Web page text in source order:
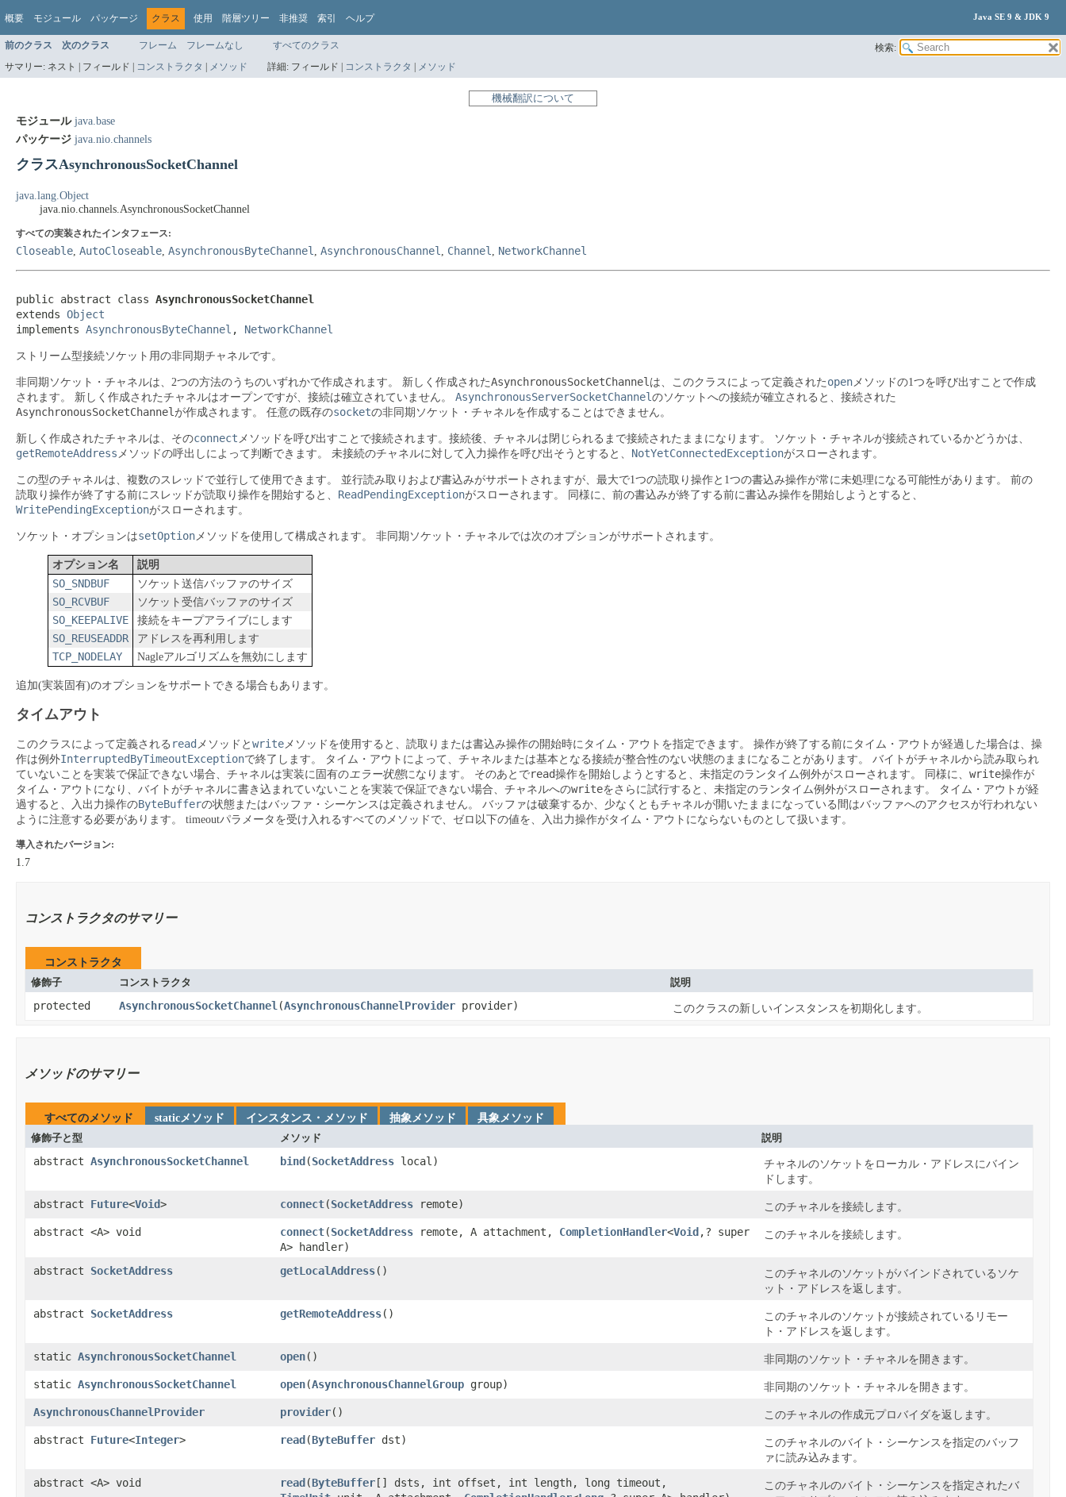
概要 モジュール パッケージ クラス 使用 階層ツリー 非推奨 索引 ヘルプ Java SE 9 & JDK 9
前のクラス 次のクラス フレーム フレームなし すべてのクラス
検索:
サマリー: ネスト | フィールド | コンストラクタ | メソッド 詳細: フィールド | コンストラクタ | メソッド
機械翻訳について
モジュール java.base
パッケージ java.nio.channels
クラスAsynchronousSocketChannel
java.lang.Object
java.nio.channels.AsynchronousSocketChannel
すべての実装されたインタフェース:
Closeable, AutoCloseable, AsynchronousByteChannel , AsynchronousChannel , Channel , NetworkChannel
public abstract class AsynchronousSocketChannel
extends Object
implements AsynchronousByteChannel , NetworkChannel
ストリーム型接続ソケット用の非同期チャネルです。
非同期ソケット・チャネルは、2つの方法のうちのいずれかで作成されます。 新しく作成されたAsynchronousSocketChannel は、このクラスによって定義された openメソッドの1つを呼び出すことで作成
されます。
新しく作成されたチャネルはオープンですが、接続は確立されていません。 AsynchronousServerSocketChannel のソケットへの接続が確立されると、接続された
AsynchronousSocketChannel が作成されます。 任意の既存のsocketの非同期ソケット・チャネルを作成することはできません。
新しく作成されたチャネルは、そのconnect メソッドを呼び出すことで接続されます。接続後、チャネルは閉じられるまで接続されたままになります。 ソケット・チャネルが接続されているかどうかは、
getRemoteAddress メソッドの呼出しによって判断できます。 未接続のチャネルに対して入力操作を呼び出そうとすると、 NotYetConnectedExceptionがスローされます。
この型のチャネルは、複数のスレッドで並行して使用できます。 並行読み取りおよび書込みがサポートされますが、最大で1つの読取り操作と1つの書込み操作が常に未処理になる可能性があります。
前の
読取り操作が終了する前にスレッドが読取り操作を開始すると、 ReadPendingExceptionがスローされます。 同様に、前の書込みが終了する前に書込み操作を開始しようとすると、
WritePendingExceptionがスローされます。
ソケット・オプションはsetOptionメソッドを使用して構成されます。 非同期ソケット・チャネルでは次のオプションがサポートされます。
オプション名 説明
SO_SNDBUF ソケット送信バッファのサイズ
SO_RCVBUF ソケット受信バッファのサイズ
SO_KEEPALIVE 接続をキープアライブにします
SO_REUSEADDR アドレスを再利用します
TCP_NODELAY Nagleアルゴリズムを無効にします
追加(実装固有)のオプションをサポートできる場合もあります。
タイムアウト
このクラスによって定義される read メソッドと write メソッドを使用すると、読取りまたは書込み操作の開始時にタイム・アウトを指定できます。
操作が終了する前にタイム・アウトが経過した場合は、操
作は例外InterruptedByTimeoutExceptionで終了します。 タイム・アウトによって、チャネルまたは基本となる接続が整合性のない状態のままになることがあります。
バイトがチャネルから読み取られ
ていないことを実装で保証できない場合、チャネルは実装に固有のエラー状態になります。 そのあとでread操作を開始しようとすると、未指定のランタイム例外がスローされます。 同様に、 write操作が
タイム・アウトになり、バイトがチャネルに書き込まれていないことを実装で保証できない場合、チャネルへのwriteをさらに試行すると、未指定のランタイム例外がスローされます。
タイム・アウトが経
過すると、入出力操作のByteBufferの状態またはバッファ・シーケンスは定義されません。
バッファは破棄するか、少なくともチャネルが開いたままになっている間はバッファへのアクセスが行われない
ように注意する必要があります。
timeoutパラメータを受け入れるすべてのメソッドで、ゼロ以下の値を、入出力操作がタイム・アウトにならないものとして扱います。
導入されたバージョン:
1.7
コンストラクタのサマリー
コンストラクタ
修飾子
コンストラクタ 説明
protected AsynchronousSocketChannel ​(AsynchronousChannelProvider provider) このクラスの新しいインスタンスを初期化します。
メソッドのサマリー
すべてのメソッド staticメソッド インスタンス・メソッド 抽象メソッド
具象メソッド
修飾子と型
メソッド 説明
abstract AsynchronousSocketChannel bind ​(SocketAddress local)
チャネルのソケットをローカル・アドレスにバイン
ドします。
abstract Future<Void> connect​(SocketAddress remote) このチャネルを接続します。
abstract <A> void connect​(SocketAddress remote, A attachment, CompletionHandler<Void ,? super
A> handler)
このチャネルを接続します。
abstract SocketAddress getLocalAddress​()
このチャネルのソケットがバインドされているソケ
ット・アドレスを返します。
abstract SocketAddress getRemoteAddress​()
このチャネルのソケットが接続されているリモー
ト・アドレスを返します。
static AsynchronousSocketChannel open​() 非同期のソケット・チャネルを開きます。
static AsynchronousSocketChannel open​(AsynchronousChannelGroup group) 非同期のソケット・チャネルを開きます。
AsynchronousChannelProvider provider​() このチャネルの作成元プロバイダを返します。
abstract Future<Integer> read ​(ByteBuffer dst)
このチャネルのバイト・シーケンスを指定のバッフ
ァに読み込みます。
abstract <A> void read ​(ByteBuffer [] dsts, int offset, int length, long timeout,
このチャネルのバイト・シーケンスを指定されたバ